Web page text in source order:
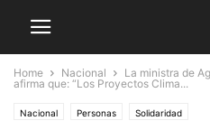
Home Nacional
La ministra de
afirma que: “Los Proyectos Clima...
Nacional Personas Solidaridad